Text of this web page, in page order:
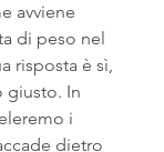
avviene
di peso nel
risposta è sì,
giusto. In
i
dietro